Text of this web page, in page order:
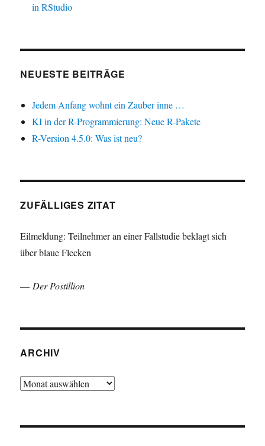
in RStudio
NEUESTE BEITRÄGE
Jedem Anfang wohnt ein Zauber inne …
KI in der R-Programmierung: Neue R-Pakete
R-Version 4.5.0: Was ist neu?
ZUFÄLLIGES ZITAT
Eilmeldung: Teilnehmer an einer Fallstudie beklagt sich
über blaue Flecken
— Der Postillion
ARCHIV
Archiv